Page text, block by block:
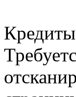
Кредиты